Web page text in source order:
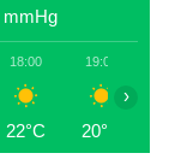
mmHg
18:00
22°C
19:00
20°C
›